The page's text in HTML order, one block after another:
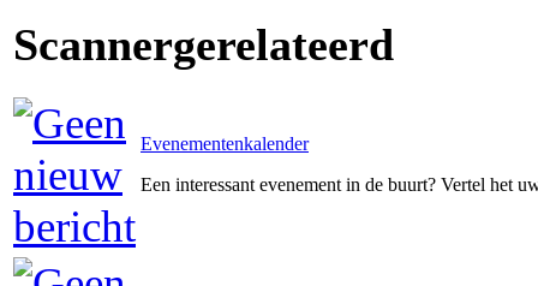
Scannergerelateerd
Evenementenkalender
Een interessant evenement in de buurt? Vertel het